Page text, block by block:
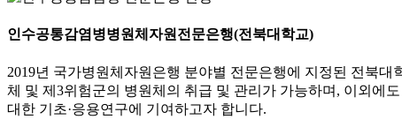
인수공통감염병병원체자원전문은행(전북대학교)
2019년 국가병원체자원은행 분야별 전문은행에 지정된 전북
체 및 제3위험군의 병원체의 취급 및 관리가 가능하며, 이외에
대한 기초·응용연구에 기여하고자 합니다.